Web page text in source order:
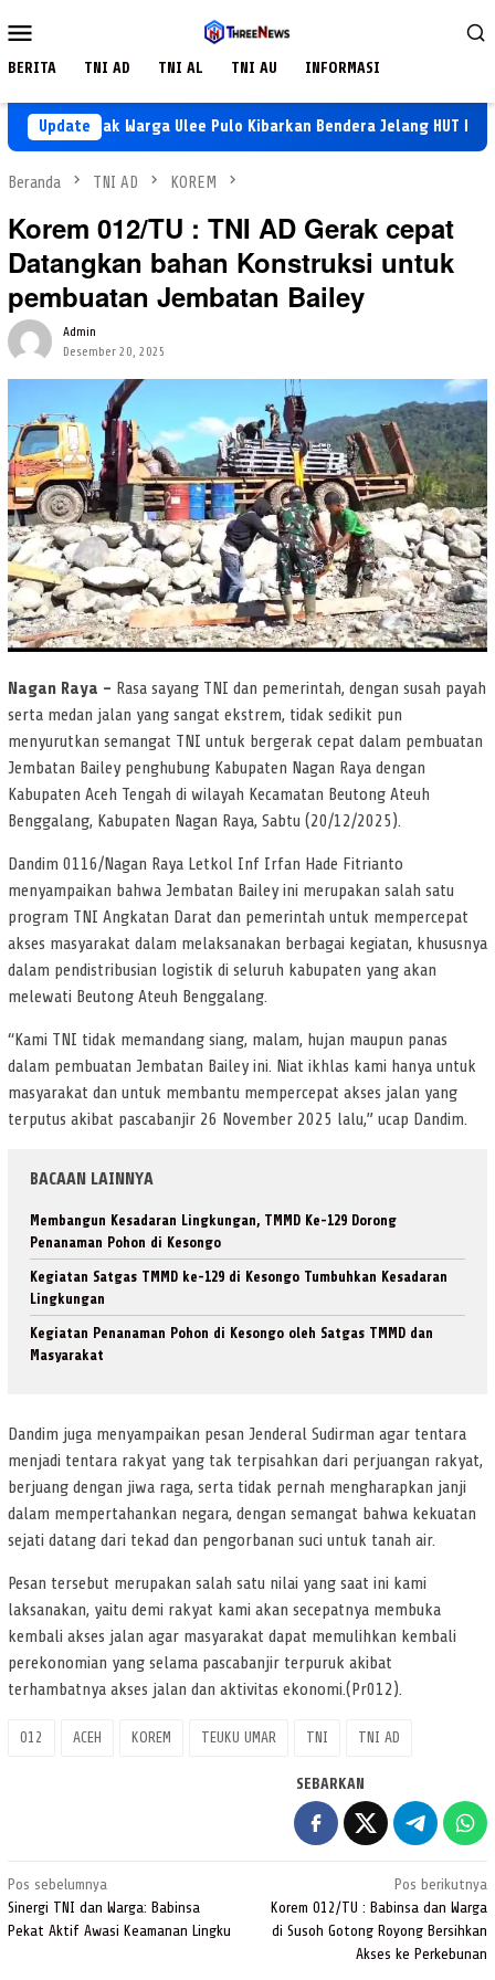
ke
Mobile
BERITA TNI AD TNI AL TNI AU INFORMASI
Update
Ajak Warga Ulee Pulo Kibarkan Bendera Jelang HUT RI ke-81
Beranda TNI AD KOREM
Korem 012/TU : TNI AD Gerak cepat
Datangkan bahan Konstruksi untuk
pembuatan Jembatan Bailey
Admin
Desember 20, 2025
Nagan Raya – Rasa sayang TNI dan pemerintah, dengan susah payah
serta medan jalan yang sangat ekstrem, tidak sedikit pun
menyurutkan semangat TNI untuk bergerak cepat dalam pembuatan
Jembatan Bailey penghubung Kabupaten Nagan Raya dengan
Kabupaten Aceh Tengah di wilayah Kecamatan Beutong Ateuh
Benggalang, Kabupaten Nagan Raya, Sabtu (20/12/2025).
Dandim 0116/Nagan Raya Letkol Inf Irfan Hade Fitrianto
menyampaikan bahwa Jembatan Bailey ini merupakan salah satu
program TNI Angkatan Darat dan pemerintah untuk mempercepat
akses masyarakat dalam melaksanakan berbagai kegiatan, khususnya
dalam pendistribusian logistik di seluruh kabupaten yang akan
melewati Beutong Ateuh Benggalang.
“Kami TNI tidak memandang siang, malam, hujan maupun panas
dalam pembuatan Jembatan Bailey ini. Niat ikhlas kami hanya untuk
masyarakat dan untuk membantu mempercepat akses jalan yang
terputus akibat pascabanjir 26 November 2025 lalu,” ucap Dandim.
BACAAN LAINNYA
Membangun Kesadaran Lingkungan, TMMD Ke-129 Dorong
Penanaman Pohon di Kesongo
Kegiatan Satgas TMMD ke-129 di Kesongo Tumbuhkan Kesadaran
Lingkungan
Kegiatan Penanaman Pohon di Kesongo oleh Satgas TMMD dan
Masyarakat
Dandim juga menyampaikan pesan Jenderal Sudirman agar tentara
menjadi tentara rakyat yang tak terpisahkan dari perjuangan rakyat,
berjuang dengan jiwa raga, serta tidak pernah mengharapkan janji
dalam mempertahankan negara, dengan semangat bahwa kekuatan
sejati datang dari tekad dan pengorbanan suci untuk tanah air.
Pesan tersebut merupakan salah satu nilai yang saat ini kami
laksanakan, yaitu demi rakyat kami akan secepatnya membuka
kembali akses jalan agar masyarakat dapat memulihkan kembali
perekonomian yang selama pascabanjir terpuruk akibat
terhambatnya akses jalan dan aktivitas ekonomi.(Pr012).
012 ACEH KOREM TEUKU UMAR TNI TNI AD
SEBARKAN
Navigasi
pos
Pos sebelumnya
Sinergi TNI dan Warga: Babinsa
Pekat Aktif Awasi Keamanan Lingku
Pos berikutnya
Korem 012/TU : Babinsa dan Warga
di Susoh Gotong Royong Bersihkan
Akses ke Perkebunan